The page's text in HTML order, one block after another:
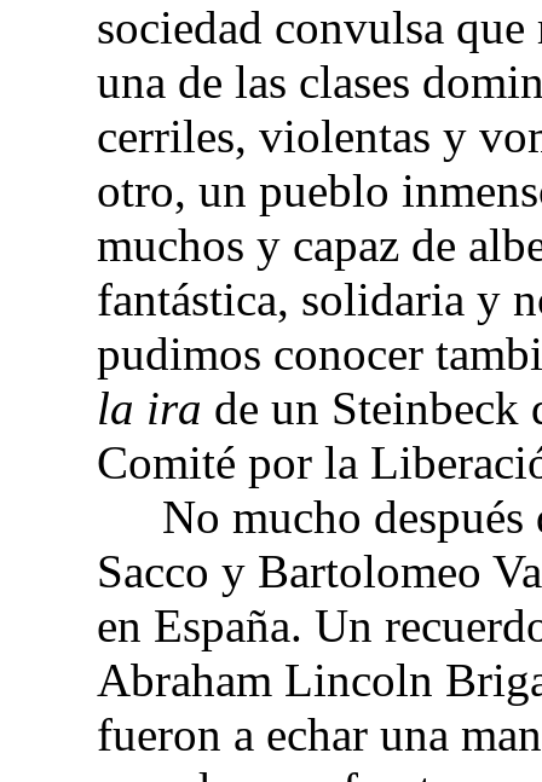
sociedad convulsa
una de las clases
cerriles, violentas y
otro, un pueblo
muchos y capaz de
fantástica, solidaria y
pudimos conocer
la ira de un
Comité por la
No mucho
Sacco y Bartolomeo
en España. Un
Abraham Lincoln
fueron a echar una